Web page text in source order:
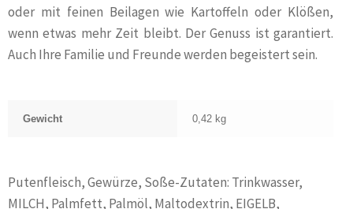
oder mit feinen Beilagen wie Kartoffeln oder Klößen,
wenn etwas mehr Zeit bleibt. Der Genuss ist garantiert.
Auch Ihre Familie und Freunde werden begeistert sein.
Gewicht 0,42 kg
Putenfleisch, Gewürze, Soße-Zutaten: Trinkwasser,
MILCH, Palmfett, Palmöl, Maltodextrin, EIGELB,